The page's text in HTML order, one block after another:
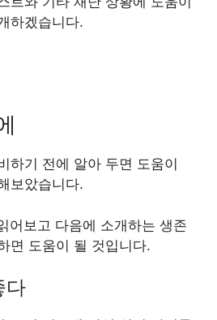
하겠습니다.
하기 전에 알아 두면 도움이
보았습니다.
어보고 다음에 소개하는 생존
면 도움이 될 것입니다.
다